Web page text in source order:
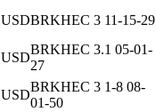
USDBRKHEC 3 11-15-29
USD
BRKHEC 3.1 05-01-
27
USD
BRKHEC 3 1-8 08-
01-50